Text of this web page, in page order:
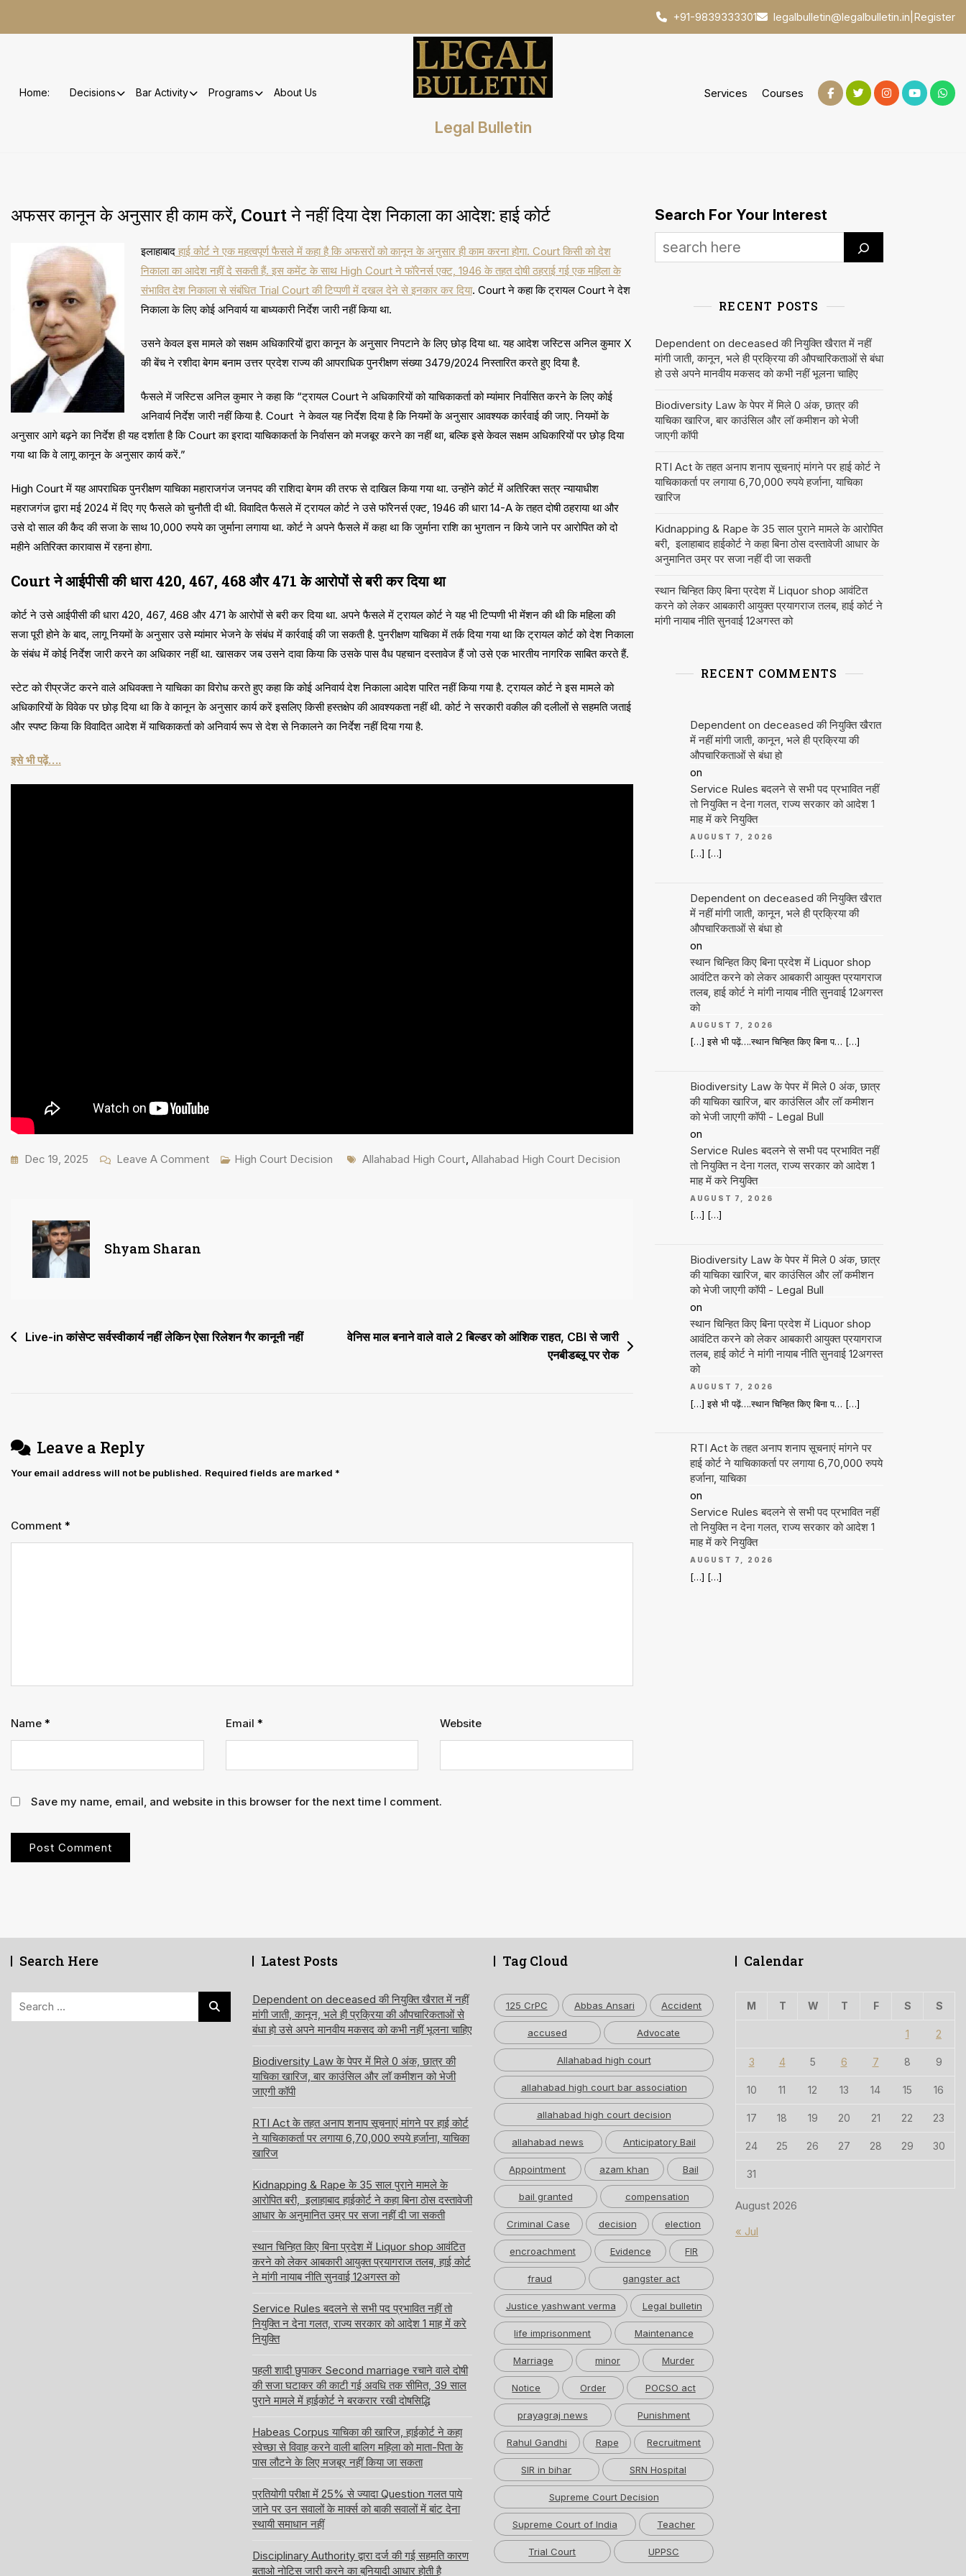
+91-9839333301 legalbulletin@legalbulletin.in Register
Home: Decisions Bar Activity Programs About Us
Legal Bulletin
Services Courses
अफसर कानून के अनुसार ही काम करें, Court ने नहीं दिया देश निकाला का आदेश: हाई कोर्ट
इलाहाबादहाई कोर्ट ने एक महत्वपूर्ण फैसले में कहा है कि अफसरों को कानून के अनुसार ही काम करना होगा. Court किसी को देश
निकाला का आदेश नहीं दे सकती हैं. इस कमेंट के साथ High Court ने फॉरेनर्स एक्ट, 1946 के तहत दोषी ठहराई गई एक महिला के
संभावित देश निकाला से संबंधित Trial Court की टिप्पणी में दखल देने से इनकार कर दिया. Court ने कहा कि ट्रायल Court ने देश
निकाला के लिए कोई अनिवार्य या बाध्यकारी निर्देश जारी नहीं किया था.
उसने केवल इस मामले को सक्षम अधिकारियों द्वारा कानून के अनुसार निपटाने के लिए छोड़ दिया था. यह आदेश जस्टिस अनिल कुमार X
की बेंच ने रशीदा बेगम बनाम उत्तर प्रदेश राज्य की आपराधिक पुनरीक्षण संख्या 3479/2024 निस्तारित करते हुए दिया है.
फैसले में जस्टिस अनिल कुमार ने कहा कि “ट्रायल Court ने अधिकारियों को याचिकाकर्ता को म्यांमार निर्वासित करने के लिए कोई
अनिवार्य निर्देश जारी नहीं किया है. Court ने केवल यह निर्देश दिया है कि नियमों के अनुसार आवश्यक कार्रवाई की जाए. नियमों के
अनुसार आगे बढ़ने का निर्देश ही यह दर्शाता है कि Court का इरादा याचिकाकर्ता के निर्वासन को मजबूर करने का नहीं था, बल्कि इसे केवल सक्षम अधिकारियों पर छोड़ दिया
गया था कि वे लागू कानून के अनुसार कार्य करें.”
High Court में यह आपराधिक पुनरीक्षण याचिका महाराजगंज जनपद की राशिदा बेगम की तरफ से दाखिल किया गया था. उन्होंने कोर्ट में अतिरिक्त सत्र न्यायाधीश
महराजगंज द्वारा मई 2024 में दिए गए फैसले को चुनौती दी थी. विवादित फैसले में ट्रायल कोर्ट ने उसे फॉरेनर्स एक्ट, 1946 की धारा 14-A के तहत दोषी ठहराया था और
उसे दो साल की कैद की सजा के साथ 10,000 रुपये का जुर्माना लगाया था. कोर्ट ने अपने फैसले में कहा था कि जुर्माना राशि का भुगतान न किये जाने पर आरोपित को दो
महीने अतिरिक्त कारावास में रहना होगा.
Court ने आईपीसी की धारा 420, 467, 468 और 471 के आरोपों से बरी कर दिया था
कोर्ट ने उसे आईपीसी की धारा 420, 467, 468 और 471 के आरोपों से बरी कर दिया था. अपने फैसले में ट्रायल कोर्ट ने यह भी टिप्पणी भी मेंशन की थी कि महिला की
सजा पूरी होने के बाद, लागू नियमों के अनुसार उसे म्यांमार भेजने के संबंध में कार्रवाई की जा सकती है. पुनरीक्षण याचिका में तर्क दिया गया था कि ट्रायल कोर्ट को देश निकाला
के संबंध में कोई निर्देश जारी करने का अधिकार नहीं था. खासकर जब उसने दावा किया कि उसके पास वैध पहचान दस्तावेज हैं जो उसे एक भारतीय नागरिक साबित करते हैं.
स्टेट को रीप्रजेंट करने वाले अधिवक्ता ने याचिका का विरोध करते हुए कहा कि कोई अनिवार्य देश निकाला आदेश पारित नहीं किया गया है. ट्रायल कोर्ट ने इस मामले को
अधिकारियों के विवेक पर छोड़ दिया था कि वे कानून के अनुसार कार्य करें इसलिए किसी हस्तक्षेप की आवश्यकता नहीं थी. कोर्ट ने सरकारी वकील की दलीलों से सहमति जताई
और स्पष्ट किया कि विवादित आदेश में याचिकाकर्ता को अनिवार्य रूप से देश से निकालने का निर्देश नहीं दिया गया है.
इसे भी पढ़ें….
Dec 19, 2025 Leave A CommentOn
Court
आदेश:
High Court Decision Tags
Allahabad High Court Allahabad High Court Decision
Shyam Sharan
Post
Live-in कांसेप्ट सर्वस्वीकार्य नहीं लेकिन ऐसा रिलेशन गैर कानूनी नहीं
वेनिस माल बनाने वाले वाले 2 बिल्डर को आंशिक राहत, CBI से जारी
एनबीडब्लू पर रोक
Leave a Reply
Your email address will not be published. Required fields are marked *
Comment *
Name * Email * Website
Save my name, email, and website in this browser for the next time I comment.
Search For Your Interest
RECENT POSTS
Dependent on deceased की नियुक्ति खैरात में नहीं
मांगी जाती, कानून, भले ही प्रक्रिया की औपचारिकताओं से बंधा
हो उसे अपने मानवीय मकसद को कभी नहीं भूलना चाहिए
Biodiversity Law के पेपर में मिले 0 अंक, छात्र की
याचिका खारिज, बार काउंसिल और लॉ कमीशन को भेजी
जाएगी कॉपी
RTI Act के तहत अनाप शनाप सूचनाएं मांगने पर हाई कोर्ट ने
याचिकाकर्ता पर लगाया 6,70,000 रुपये हर्जाना, याचिका
खारिज
Kidnapping & Rape के 35 साल पुराने मामले के आरोपित
बरी, इलाहाबाद हाईकोर्ट ने कहा बिना ठोस दस्तावेजी आधार के
अनुमानित उम्र पर सजा नहीं दी जा सकती
स्थान चिन्हित किए बिना प्रदेश में Liquor shop आवंटित
करने को लेकर आबकारी आयुक्त प्रयागराज तलब, हाई कोर्ट ने
मांगी नायाब नीति सुनवाई 12अगस्त को
RECENT COMMENTS
Dependent on deceased की नियुक्ति खैरात
में नहीं मांगी जाती, कानून, भले ही प्रक्रिया की
औपचारिकताओं से बंधा हो
on
Service Rules बदलने से सभी पद प्रभावित नहीं
तो नियुक्ति न देना गलत, राज्य सरकार को आदेश 1
माह में करे नियुक्ति
AUGUST 7, 2026
[…] […]
Dependent on deceased की नियुक्ति खैरात
में नहीं मांगी जाती, कानून, भले ही प्रक्रिया की
औपचारिकताओं से बंधा हो
on
स्थान चिन्हित किए बिना प्रदेश में Liquor shop
आवंटित करने को लेकर आबकारी आयुक्त प्रयागराज
तलब, हाई कोर्ट ने मांगी नायाब नीति सुनवाई 12अगस्त
को
AUGUST 7, 2026
[…] इसे भी पढ़ें….स्थान चिन्हित किए बिना प… […]
Biodiversity Law के पेपर में मिले 0 अंक, छात्र
की याचिका खारिज, बार काउंसिल और लॉ कमीशन
को भेजी जाएगी कॉपी - Legal Bull
on
Service Rules बदलने से सभी पद प्रभावित नहीं
तो नियुक्ति न देना गलत, राज्य सरकार को आदेश 1
माह में करे नियुक्ति
AUGUST 7, 2026
[…] […]
Biodiversity Law के पेपर में मिले 0 अंक, छात्र
की याचिका खारिज, बार काउंसिल और लॉ कमीशन
को भेजी जाएगी कॉपी - Legal Bull
on
स्थान चिन्हित किए बिना प्रदेश में Liquor shop
आवंटित करने को लेकर आबकारी आयुक्त प्रयागराज
तलब, हाई कोर्ट ने मांगी नायाब नीति सुनवाई 12अगस्त
को
AUGUST 7, 2026
[…] इसे भी पढ़ें….स्थान चिन्हित किए बिना प… […]
RTI Act के तहत अनाप शनाप सूचनाएं मांगने पर
हाई कोर्ट ने याचिकाकर्ता पर लगाया 6,70,000 रुपये
हर्जाना, याचिका
on
Service Rules बदलने से सभी पद प्रभावित नहीं
तो नियुक्ति न देना गलत, राज्य सरकार को आदेश 1
माह में करे नियुक्ति
AUGUST 7, 2026
[…] […]
Search Here Latest Posts
Dependent on deceased की नियुक्ति खैरात में नहीं
मांगी जाती, कानून, भले ही प्रक्रिया की औपचारिकताओं से
बंधा हो उसे अपने मानवीय मकसद को कभी नहीं भूलना चाहिए
Biodiversity Law के पेपर में मिले 0 अंक, छात्र की
याचिका खारिज, बार काउंसिल और लॉ कमीशन को भेजी
जाएगी कॉपी
RTI Act के तहत अनाप शनाप सूचनाएं मांगने पर हाई कोर्ट
ने याचिकाकर्ता पर लगाया 6,70,000 रुपये हर्जाना, याचिका
खारिज
Kidnapping & Rape के 35 साल पुराने मामले के
आरोपित बरी, इलाहाबाद हाईकोर्ट ने कहा बिना ठोस दस्तावेजी
आधार के अनुमानित उम्र पर सजा नहीं दी जा सकती
स्थान चिन्हित किए बिना प्रदेश में Liquor shop आवंटित
करने को लेकर आबकारी आयुक्त प्रयागराज तलब, हाई कोर्ट
ने मांगी नायाब नीति सुनवाई 12अगस्त को
Service Rules बदलने से सभी पद प्रभावित नहीं तो
नियुक्ति न देना गलत, राज्य सरकार को आदेश 1 माह में करे
नियुक्ति
पहली शादी छुपाकर Second marriage रचाने वाले दोषी
की सजा घटाकर की काटी गई अवधि तक सीमित, 39 साल
पुराने मामले में हाईकोर्ट ने बरकरार रखी दोषसिद्धि
Habeas Corpus याचिका की खारिज, हाईकोर्ट ने कहा
स्वेच्छा से विवाह करने वाली बालिग महिला को माता-पिता के
पास लौटने के लिए मजबूर नहीं किया जा सकता
प्रतियोगी परीक्षा में 25% से ज्यादा Question गलत पाये
जाने पर उन सवालों के मार्क्स को बाकी सवालों में बांट देना
स्थायी समाधान नहीं
Disciplinary Authority द्वारा दर्ज की गई सहमति कारण
बताओ नोटिस जारी करने का बुनियादी आधार होती है
Tag Cloud
125 CrPC Abbas Ansari Accident
accused Advocate
Allahabad high court
allahabad high court bar association
allahabad high court decision
allahabad news Anticipatory Bail
Appointment azam khan Bail
bail granted compensation
Criminal Case decision election
encroachment Evidence FIR
fraud gangster act
Justice yashwant verma Legal bulletin
life imprisonment Maintenance
Marriage minor Murder
Notice Order POCSO act
prayagraj news Punishment
Rahul Gandhi Rape Recruitment
SIR in bihar SRN Hospital
Supreme Court Decision
Supreme Court of India Teacher
Trial Court UPPSC
Calendar
August 2026
M T W T F S S
1 2
3 4 5 6 7 8 9
10 11 12 13 14 15 16
17 18 19 20 21 22 23
24 25 26 27 28 29 30
31
« Jul